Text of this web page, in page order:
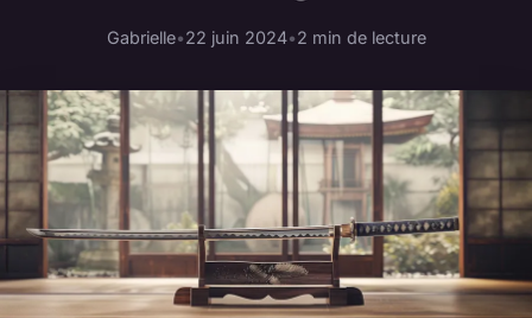
Gabrielle•22 juin 2024•2 min de lecture